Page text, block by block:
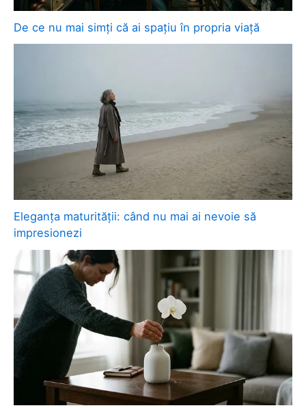
De ce nu mai simți că ai spațiu în propria viață
Eleganța maturității: când nu mai ai nevoie să
impresionezi